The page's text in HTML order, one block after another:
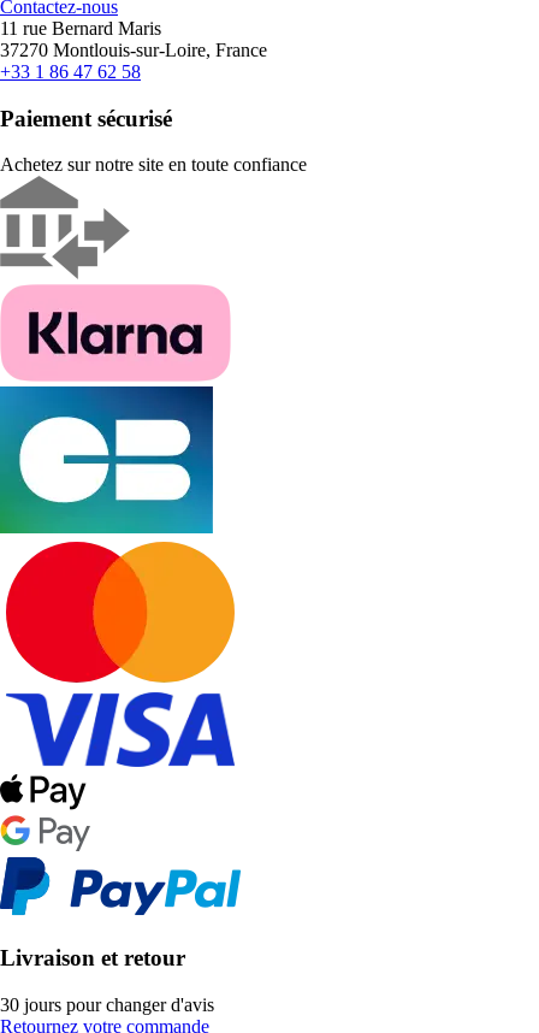
Contactez-nous
11 rue Bernard Maris
37270 Montlouis-sur-Loire, France
+33 1 86 47 62 58
Paiement sécurisé
Achetez sur notre site en toute confiance
Livraison et retour
30 jours pour changer d'avis
Retournez votre commande